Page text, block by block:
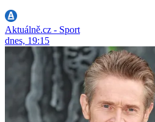
Aktuálně.cz - Sport
dnes, 19:15